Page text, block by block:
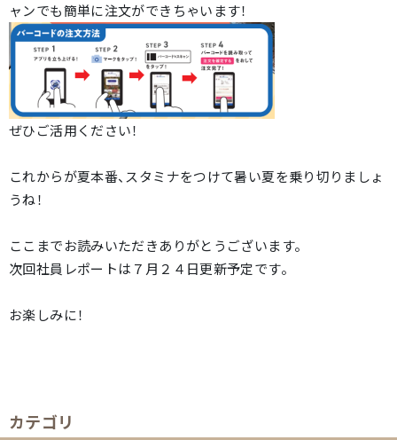
ャンでも簡単に注文ができちゃいます！
ぜひご活用ください！
これからが夏本番、スタミナをつけて暑い夏を乗り切りましょ
うね！
ここまでお読みいただきありがとうございます。
次回社員レポートは７月２４日更新予定です。
お楽しみに！
カテゴリ